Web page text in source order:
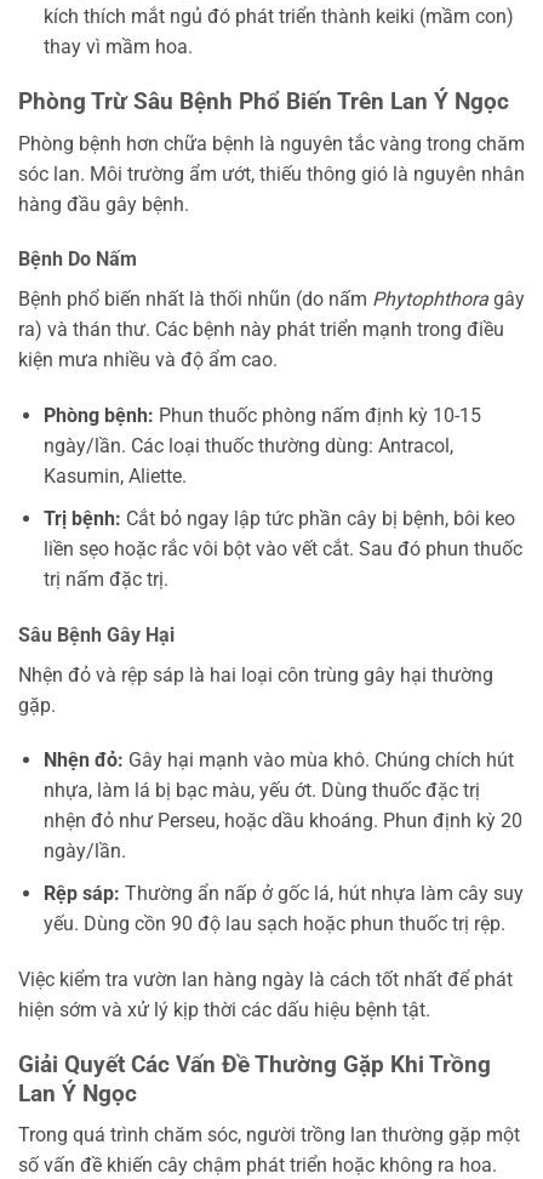
kích thích mắt ngủ đó phát triển thành keiki (mầm con)
thay vì mầm hoa.
Phòng Trừ Sâu Bệnh Phổ Biến Trên Lan Ý Ngọc
Phòng bệnh hơn chữa bệnh là nguyên tắc vàng trong chăm
sóc lan. Môi trường ẩm ướt, thiếu thông gió là nguyên nhân
hàng đầu gây bệnh.
Bệnh Do Nấm
Bệnh phổ biến nhất là thối nhũn (do nấm Phytophthora gây
ra) và thán thư. Các bệnh này phát triển mạnh trong điều
kiện mưa nhiều và độ ẩm cao.
Phòng bệnh: Phun thuốc phòng nấm định kỳ 10-15
ngày/lần. Các loại thuốc thường dùng: Antracol,
Kasumin, Aliette.
Trị bệnh: Cắt bỏ ngay lập tức phần cây bị bệnh, bôi keo
liền sẹo hoặc rắc vôi bột vào vết cắt. Sau đó phun thuốc
trị nấm đặc trị.
Sâu Bệnh Gây Hại
Nhện đỏ và rệp sáp là hai loại côn trùng gây hại thường
gặp.
Nhện đỏ: Gây hại mạnh vào mùa khô. Chúng chích hút
nhựa, làm lá bị bạc màu, yếu ớt. Dùng thuốc đặc trị
nhện đỏ như Perseu, hoặc dầu khoáng. Phun định kỳ 20
ngày/lần.
Rệp sáp: Thường ẩn nấp ở gốc lá, hút nhựa làm cây suy
yếu. Dùng cồn 90 độ lau sạch hoặc phun thuốc trị rệp.
Việc kiểm tra vườn lan hàng ngày là cách tốt nhất để phát
hiện sớm và xử lý kịp thời các dấu hiệu bệnh tật.
Giải Quyết Các Vấn Đề Thường Gặp Khi Trồng
Lan Ý Ngọc
Trong quá trình chăm sóc, người trồng lan thường gặp một
số vấn đề khiến cây chậm phát triển hoặc không ra hoa.